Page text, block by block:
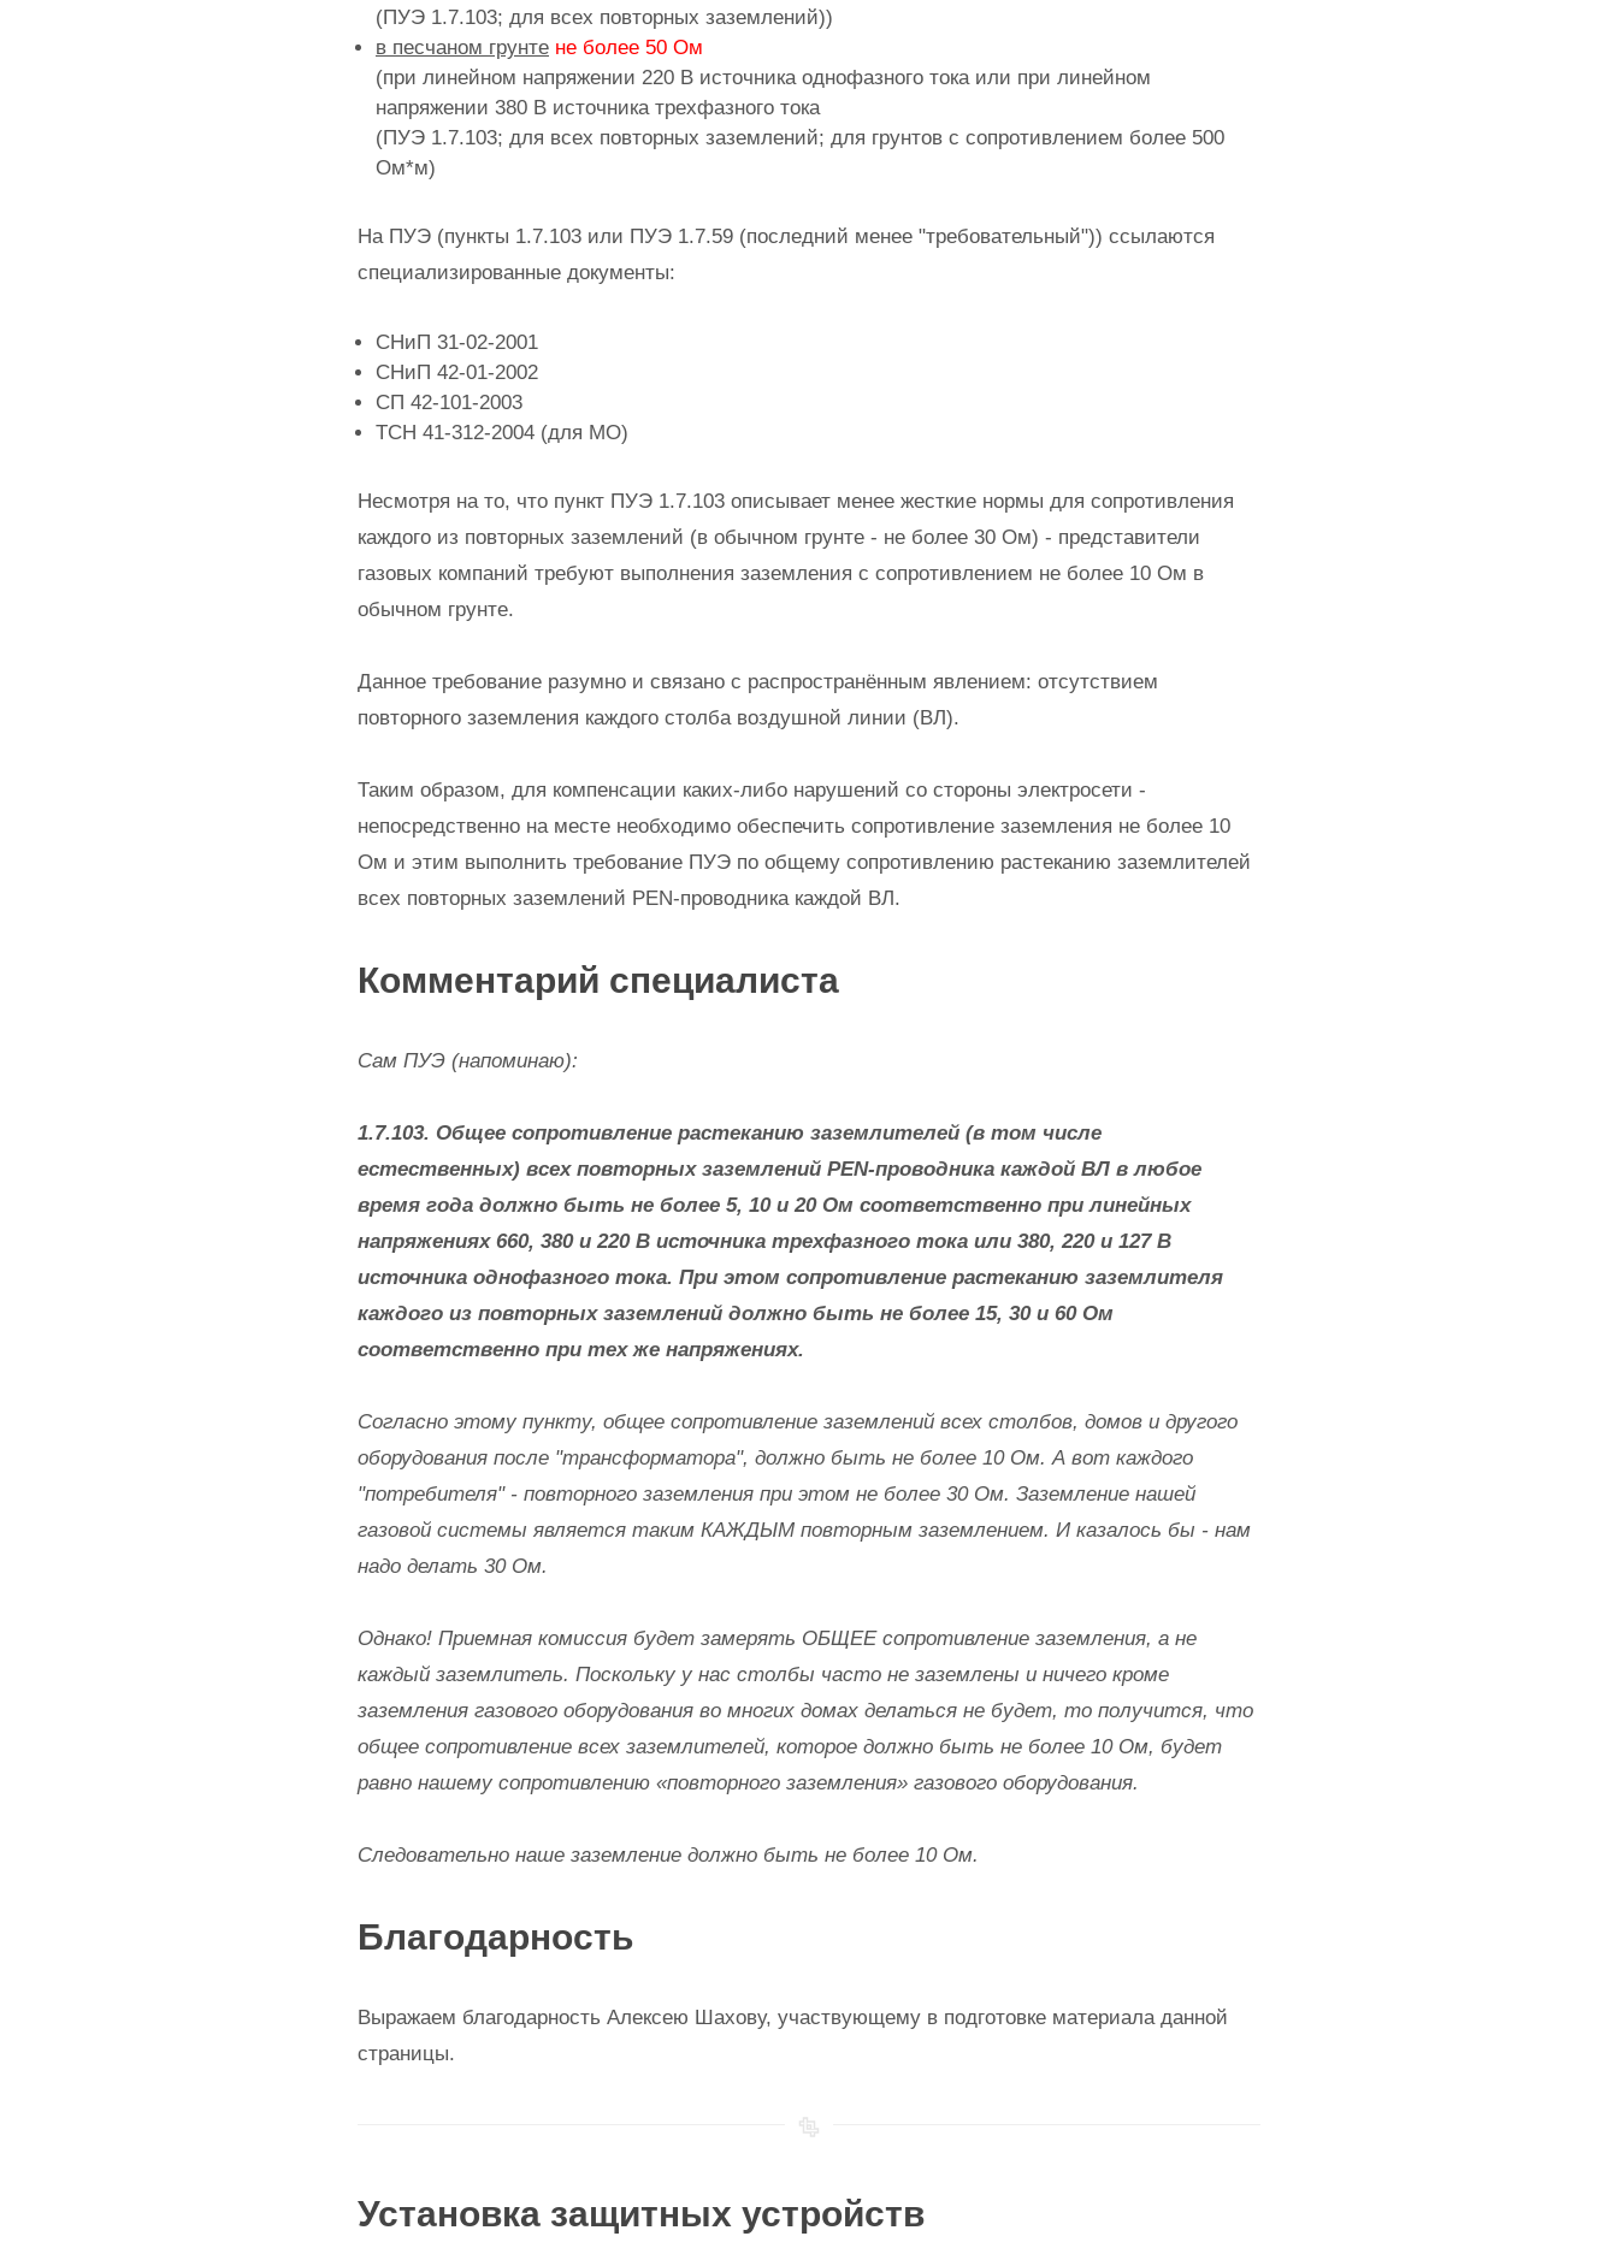
(ПУЭ 1.7.103; для всех повторных заземлений))
в песчаном грунте не более 50 Ом
(при линейном напряжении 220 В источника однофазного тока или при линейном
напряжении 380 В источника трехфазного тока
(ПУЭ 1.7.103; для всех повторных заземлений; для грунтов с сопротивлением более 500
Ом*м)
На ПУЭ (пункты 1.7.103 или ПУЭ 1.7.59 (последний менее "требовательный")) ссылаются
специализированные документы:
СНиП 31-02-2001
СНиП 42-01-2002
СП 42-101-2003
ТСН 41-312-2004 (для МО)
Несмотря на то, что пункт ПУЭ 1.7.103 описывает менее жесткие нормы для сопротивления
каждого из повторных заземлений (в обычном грунте - не более 30 Ом) - представители
газовых компаний требуют выполнения заземления с сопротивлением не более 10 Ом в
обычном грунте.
Данное требование разумно и связано с распространённым явлением: отсутствием
повторного заземления каждого столба воздушной линии (ВЛ).
Таким образом, для компенсации каких-либо нарушений со стороны электросети -
непосредственно на месте необходимо обеспечить сопротивление заземления не более 10
Ом и этим выполнить требование ПУЭ по общему сопротивлению растеканию заземлителей
всех повторных заземлений PEN-проводника каждой ВЛ.
Комментарий специалиста
Сам ПУЭ (напоминаю):
1.7.103. Общее сопротивление растеканию заземлителей (в том числе
естественных) всех повторных заземлений PEN-проводника каждой BЛ в любое
время года должно быть не более 5, 10 и 20 Ом соответственно при линейных
напряжениях 660, 380 и 220 В источника трехфазного тока или 380, 220 и 127 В
источника однофазного тока. При этом сопротивление растеканию заземлителя
каждого из повторных заземлений должно быть не более 15, 30 и 60 Ом
соответственно при тех же напряжениях.
Согласно этому пункту, общее сопротивление заземлений всех столбов, домов и другого
оборудования после "трансформатора", должно быть не более 10 Ом. А вот каждого
"потребителя" - повторного заземления при этом не более 30 Ом. Заземление нашей
газовой системы является таким КАЖДЫМ повторным заземлением. И казалось бы - нам
надо делать 30 Ом.
Однако! Приемная комиссия будет замерять ОБЩЕЕ сопротивление заземления, а не
каждый заземлитель. Поскольку у нас столбы часто не заземлены и ничего кроме
заземления газового оборудования во многих домах делаться не будет, то получится, что
общее сопротивление всех заземлителей, которое должно быть не более 10 Ом, будет
равно нашему сопротивлению «повторного заземления» газового оборудования.
Следовательно наше заземление должно быть не более 10 Ом.
Благодарность
Выражаем благодарность Алексею Шахову, участвующему в подготовке материала данной
страницы.
Установка защитных устройств